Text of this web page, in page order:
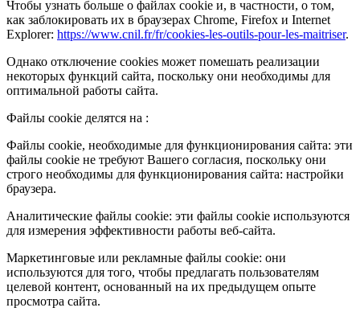
Чтобы узнать больше о файлах cookie и, в частности, о том,
как заблокировать их в браузерах Chrome, Firefox и Internet
Explorer: https://www.cnil.fr/fr/cookies-les-outils-pour-les-maitriser.
Однако отключение cookies может помешать реализации
некоторых функций сайта, поскольку они необходимы для
оптимальной работы сайта.
Файлы cookie делятся на :
Файлы cookie, необходимые для функционирования сайта: эти
файлы cookie не требуют Вашего согласия, поскольку они
строго необходимы для функционирования сайта: настройки
браузера.
Аналитические файлы cookie: эти файлы cookie используются
для измерения эффективности работы веб-сайта.
Маркетинговые или рекламные файлы cookie: они
используются для того, чтобы предлагать пользователям
целевой контент, основанный на их предыдущем опыте
просмотра сайта.